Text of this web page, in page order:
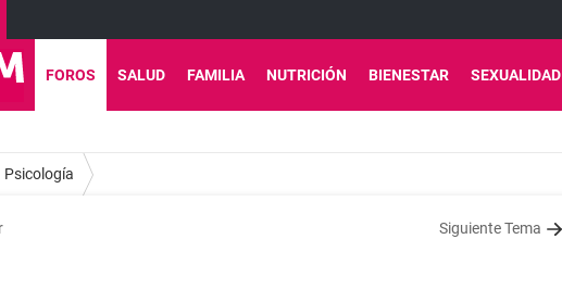
FOROS SALUD FAMILIA NUTRICIÓN BIENESTAR SEXUALIDAD
Psicología
Siguiente Tema